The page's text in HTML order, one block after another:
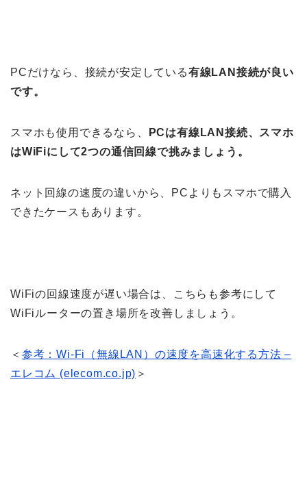
PCだけなら、接続が安定している有線LAN接続が良い
です。
スマホも使用できるなら、
PCは有線LAN接続、スマホ
はWiFiにして2つの通信回線で挑みましょう。
ネット回線の速度の違いから、PCよりもスマホで購入
できたケースもあります。
WiFiの回線速度が遅い場合は、こちらも参考にして
WiFiルーターの置き場所を改善しましょう。
＜ 参考：Wi-Fi（無線LAN）の速度を高速化する方法 –
エレコム (elecom.co.jp) ＞